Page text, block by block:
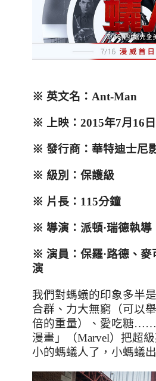
※ 英文名： Ant-Man
※ 上映： 2015年7月 16 日
※ 發行商：華特迪士尼
※ 級別：保護級
※ 片長： 115分鐘
※ 導演：派頓·瑞德執導
※ 演員：保羅·路德、麥
演
我們對螞蟻的印象多半
合群、力大無窮（可以
倍的重量）、愛吃糖……
漫畫」（Marvel）把超
小的螞蟻人了，小螞蟻